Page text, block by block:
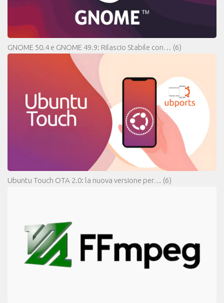
GNOME 50.4 e GNOME 49.9: Rilascio Stabile con… (6)
Ubuntu Touch OTA 2.0: la nuova versione per… (6)